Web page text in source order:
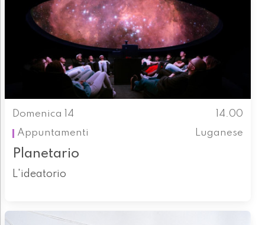
Domenica 14
14.00
Appuntamenti
Luganese
Planetario
L'ideatorio